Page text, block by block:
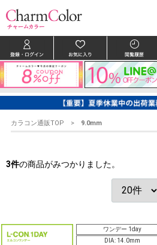
カラコン通販TOP 9.0mm
3件の商品がみつかりました。
ワンデー 1day
DIA: 14.0mm